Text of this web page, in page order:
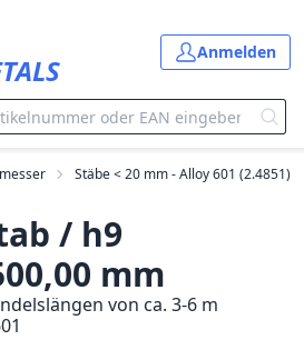
Anmelden
Stäbe < 20 mm - Alloy 601 (2.4851)
/ h9
mm
von ca. 3-6 m